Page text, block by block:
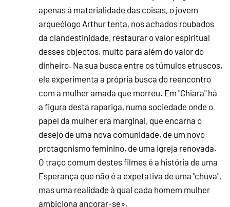
apenas à materialidade das coisas, o jovem
arqueólogo Arthur tenta, nos achados roubados
da clandestinidade, restaurar o valor espiritual
desses objectos, muito para além do valor do
dinheiro. Na sua busca entre os túmulos etruscos,
ele experimenta a própria busca do reencontro
com a mulher amada que morreu. Em "Chiara" há
a figura desta rapariga, numa sociedade onde o
papel da mulher era marginal, que encarna o
desejo de uma nova comunidade, de um novo
protagonismo feminino, de uma igreja renovada.
O traço comum destes filmes é a história de uma
Esperança que não é a expetativa de uma "chuva",
mas uma realidade à qual cada homem mulher
ambiciona ancorar-se».